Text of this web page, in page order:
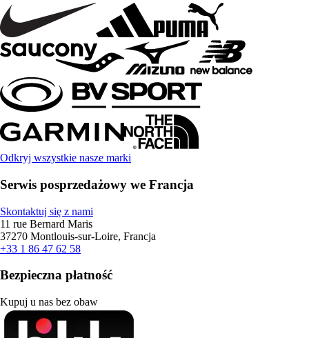
Odkryj wszystkie nasze marki
Serwis posprzedażowy we Francja
Skontaktuj się z nami
11 rue Bernard Maris
37270 Montlouis-sur-Loire, Francja
+33 1 86 47 62 58
Bezpieczna płatność
Kupuj u nas bez obaw